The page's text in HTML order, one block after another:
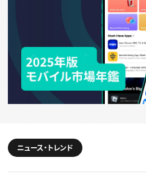
クリエイター求人を探す
CREATIVE JOB求人検索
特集求人
採用説明会
転職支援サービス
スキルアップしたい！ トップ
デザイン
動画配信・映像制作
TOP Creator’s コラム
TOP Creator’s コラム トップ
ニュース・トレンド